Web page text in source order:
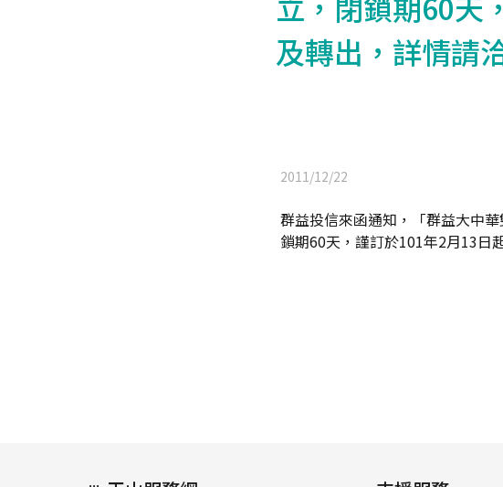
及轉出，詳情請
2011/12/22
群益投信來函通知，「群益大中
鎖期60天，謹訂於101年2月13日